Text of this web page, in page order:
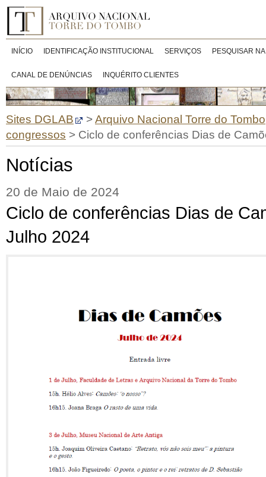
INÍCIO IDENTIFICAÇÃO INSTITUCIONAL SERVIÇOS PESQUISAR
CANAL DE DENÚNCIAS INQUÉRITO CLIENTES
Sites DGLAB >Arquivo Nacional Torre do Tombo
congressos > Ciclo de conferências Dias de
Notícias
20 de Maio de 2024
Ciclo de conferências Dias de
Julho 2024